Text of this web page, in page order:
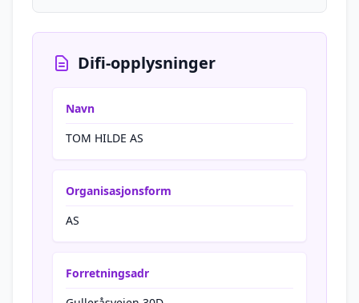
Difi-opplysninger
Navn
TOM HILDE AS
Organisasjonsform
AS
Forretningsadr